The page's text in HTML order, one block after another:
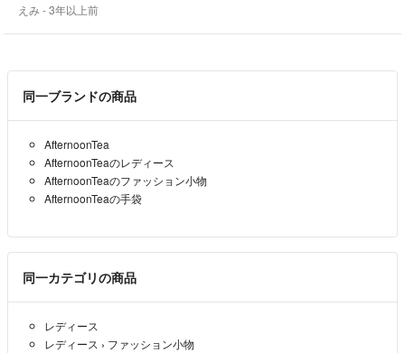
えみ- 3年以上前
同一ブランドの商品
AfternoonTea
AfternoonTeaのレディース
AfternoonTeaのファッション小物
AfternoonTeaの手袋
同一カテゴリの商品
レディース
レディース › ファッション小物